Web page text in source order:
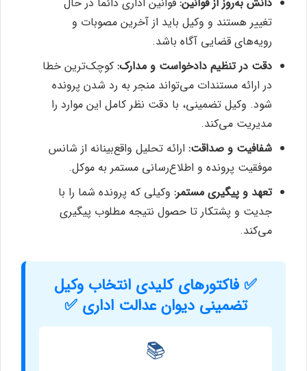
تغییر هستند و وکیل باید از آخرین مصوبات و
رویه‌های قضایی آگاه باشد.
دقت در تنظیم دادخواست و مدارک: کوچک‌ترین خطا
در ارائه مستندات می‌تواند منجر به رد شدن پرونده
شود. وکیل تضمینی، با دقت نظر کامل این موارد را
مدیریت می‌کند.
شفافیت و صداقت: ارائه تحلیل واقع‌بینانه از شانس
موفقیت پرونده و اطلاع‌رسانی مستمر به موکل.
تعهد و پیگیری مستمر: وکیلی که پرونده شما را با
جدیت و پشتکار تا حصول نتیجه مطلوب پیگیری
می‌کند.
✅ فاکتورهای کلیدی انتخاب وکیل
تضمینی دیوان عدالت اداری ✅
📚